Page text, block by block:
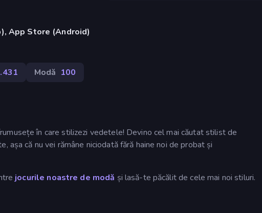
App Store (Android)
Modă 100
în care stilizezi vedetele! Devino cel mai căutat stilist de
că nu vei rămâne niciodată fără haine noi de probat și
jocurile noastre de modă și lasă-te păcălit de cele mai noi stiluri.